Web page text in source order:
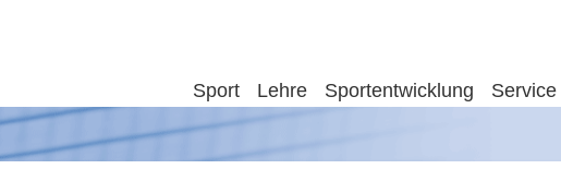
Sport Lehre Sportentwicklung Service